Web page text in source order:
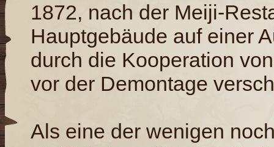
1872, nach der Meiji-
Hauptgebäude auf einer
durch die Kooperation
vor der Demontage
Als eine der wenigen